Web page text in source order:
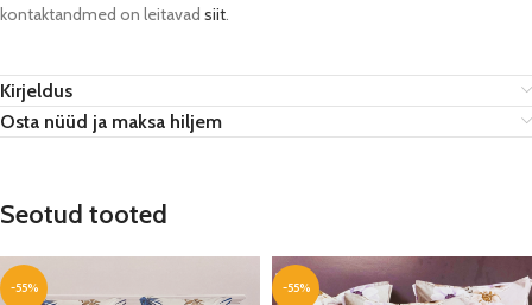
kontaktandmed on leitavad siit.
Kirjeldus
Osta nüüd ja maksa hiljem
Seotud tooted
-55% -55%